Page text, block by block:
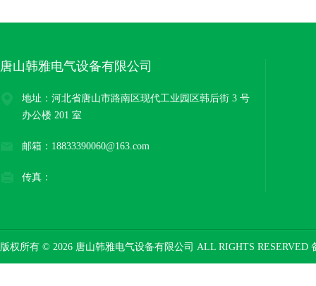
唐山韩雅电气设备有限公司
地址：河北省唐山市路南区现代工业园区韩后街 3 号
办公楼 201 室
邮箱：18833390060@163.com
传真：
版权所有 © 2026 唐山韩雅电气设备有限公司 ALL RIGHTS RESERVED